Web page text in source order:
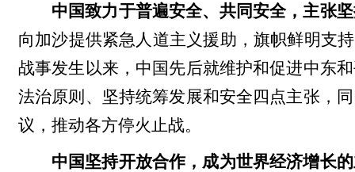
中国致力于普遍安全、共同安全，主张
向加沙提供紧急人道主义援助，旗帜鲜明支
战事发生以来，中国先后就维护和促进中东
法治原则、坚持统筹发展和安全四点主张，
议，推动各方停火止战。
中国坚持开放合作，成为世界经济增长